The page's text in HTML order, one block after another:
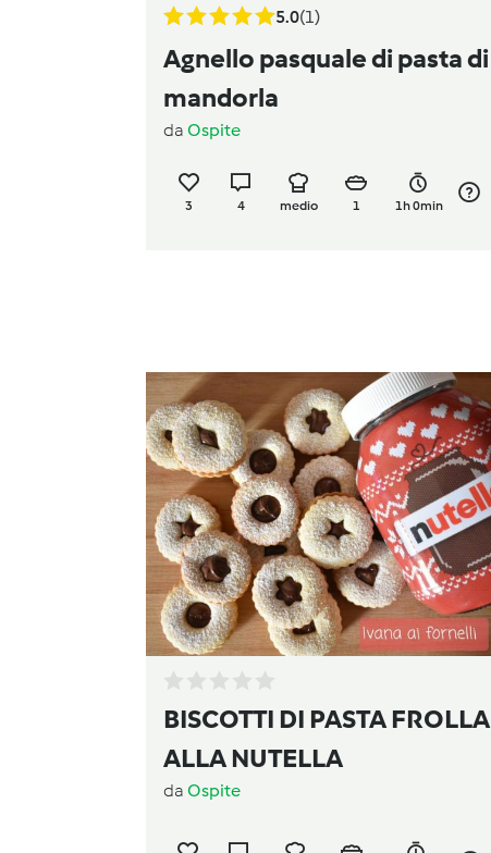
5.0(1)
Agnello pasquale di pasta di
mandorla
da Ospite
3 4 medio 1 1h 0min
BISCOTTI DI PASTA FROLLA
ALLA NUTELLA
da Ospite